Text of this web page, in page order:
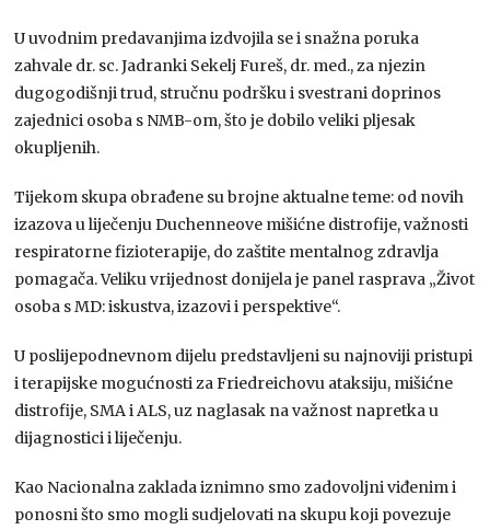
U uvodnim predavanjima izdvojila se i snažna poruka
zahvale dr. sc. Jadranki Sekelj Fureš, dr. med., za njezin
dugogodišnji trud, stručnu podršku i svestrani doprinos
zajednici osoba s NMB-om, što je dobilo veliki pljesak
okupljenih.
Tijekom skupa obrađene su brojne aktualne teme: od novih
izazova u liječenju Duchenneove mišićne distrofije, važnosti
respiratorne fizioterapije, do zaštite mentalnog zdravlja
pomagača. Veliku vrijednost donijela je panel rasprava „Život
osoba s MD: iskustva, izazovi i perspektive“.
U poslijepodnevnom dijelu predstavljeni su najnoviji pristupi
i terapijske mogućnosti za Friedreichovu ataksiju, mišićne
distrofije, SMA i ALS, uz naglasak na važnost napretka u
dijagnostici i liječenju.
Kao Nacionalna zaklada iznimno smo zadovoljni viđenim i
ponosni što smo mogli sudjelovati na skupu koji povezuje